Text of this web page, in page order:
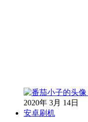
2020年 3月 14日
安卓刷机